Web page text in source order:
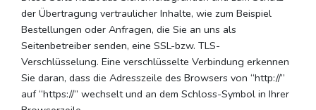
der Übertragung vertraulicher Inhalte, wie zum Beispiel
Bestellungen oder Anfragen, die Sie an uns als
Seitenbetreiber senden, eine SSL-bzw. TLS-
Verschlüsselung. Eine verschlüsselte Verbindung erkennen
Sie daran, dass die Adresszeile des Browsers von “http://”
auf “https://” wechselt und an dem Schloss-Symbol in Ihrer